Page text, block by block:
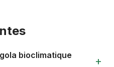
bioclimatique